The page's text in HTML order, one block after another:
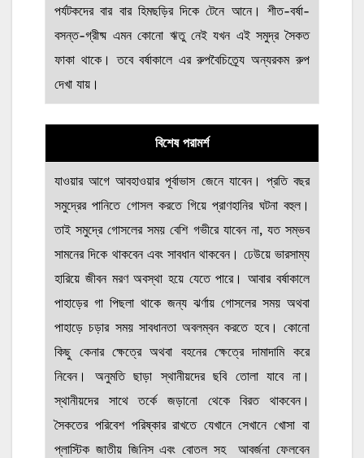
পর্যটকদের বার বার হিমছড়ির দিকে টেনে আনে। শীত-বর্ষা-
বসন্ত-গ্রীষ্ম এমন কোনো ঋতু নেই যখন এই সমুদ্র সৈকত
ফাকা থাকে। তবে বর্ষাকালে এর রুপবৈচিত্র্যে অন্যরকম রুপ
দেখা যায়।
বিশেষ পরামর্শ
যাওয়ার আগে আবহাওয়ার পূর্বাভাস জেনে যাবেন। প্রতি বছর
সমুদ্রের পানিতে গোসল করতে গিয়ে প্রাণহানির ঘটনা বহুল।
তাই সমুদ্রে গোসলের সময় বেশি গভীরে যাবেন না, যত সম্ভব
সামনের দিকে থাকবেন এবং সাবধান থাকবেন। ঢেউয়ে ভারসাম্য
হারিয়ে জীবন মরণ অবস্থা হয়ে যেতে পারে। আবার বর্ষাকালে
পাহাড়ের গা পিছলা থাকে জন্য ঝর্ণায় গোসলের সময় অথবা
পাহাড়ে চড়ার সময় সাবধানতা অবলম্বন করতে হবে। কোনো
কিছু কেনার ক্ষেত্রে অথবা বহনের ক্ষেত্রে দামাদামি করে
নিবেন। অনুমতি ছাড়া স্থানীয়দের ছবি তোলা যাবে না।
স্থানীয়দের সাথে তর্কে জড়ানো থেকে বিরত থাকবেন।
সৈকতের পরিবেশ পরিষ্কার রাখতে যেখানে সেখানে খোসা বা
প্লাস্টিক জাতীয় জিনিস এবং বোতল সহ আবর্জনা ফেলবেন